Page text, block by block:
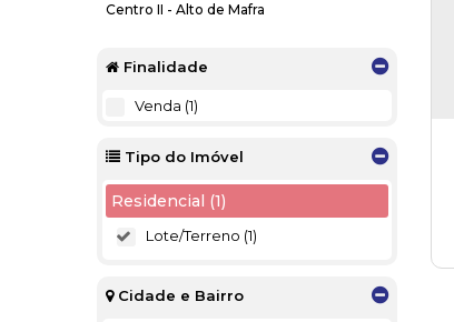
Centro II - Alto de Mafra
Finalidade
Venda (1)
Tipo do Imóvel
Residencial (1)
Lote/Terreno (1)
Cidade e Bairro